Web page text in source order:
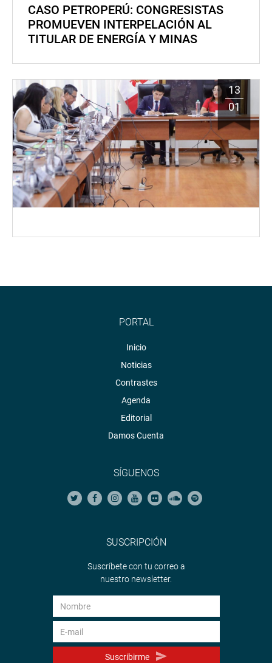
CASO PETROPERÚ: CONGRESISTAS
PROMUEVEN INTERPELACIÓN AL
TITULAR DE ENERGÍA Y MINAS
13
01
PORTAL
Inicio
Noticias
Contrastes
Agenda
Editorial
Damos Cuenta
SÍGUENOS
SUSCRIPCIÓN
Suscríbete con tu correo a
nuestro newsletter.
Suscribirme